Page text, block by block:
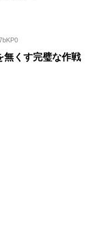
無くす完璧な作戦